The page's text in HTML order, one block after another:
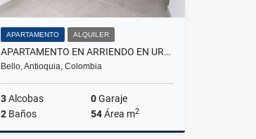
APARTAMENTO ALQUILER
APARTAMENTO EN ARRIENDO EN URBANIZACIÓN SENDERO SILVESTRE
Bello, Antioquia, Colombia
3Alcobas 0Garaje
2 Baños 54Área m2